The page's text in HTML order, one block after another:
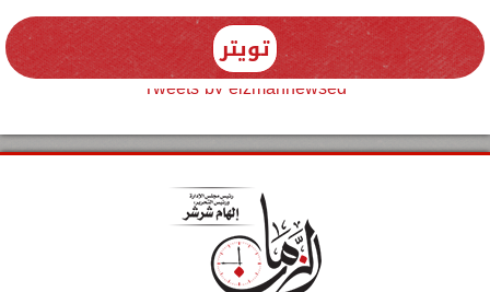
تويتر
Tweets by elzmannewseg